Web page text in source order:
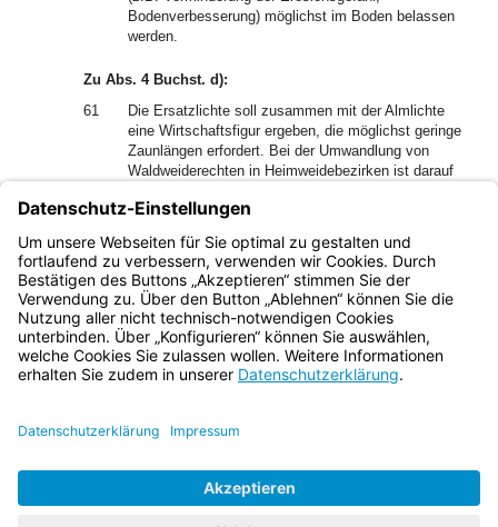
Bodenverbesserung) möglichst im Boden belassen
werden.
Zu Abs. 4 Buchst. d):
61
Die Ersatzlichte soll zusammen mit der Almlichte
eine Wirtschaftsfigur ergeben, die möglichst geringe
Zaunlängen erfordert. Bei der Umwandlung von
Waldweiderechten in Heimweidebezirken ist darauf
Wald getrennte Lichten gebildet werden.
1[Amtl. Anm.:]nunmehr: „Art. 10 BayWaldG “
Bayern.de
BayernPortal
Impressum